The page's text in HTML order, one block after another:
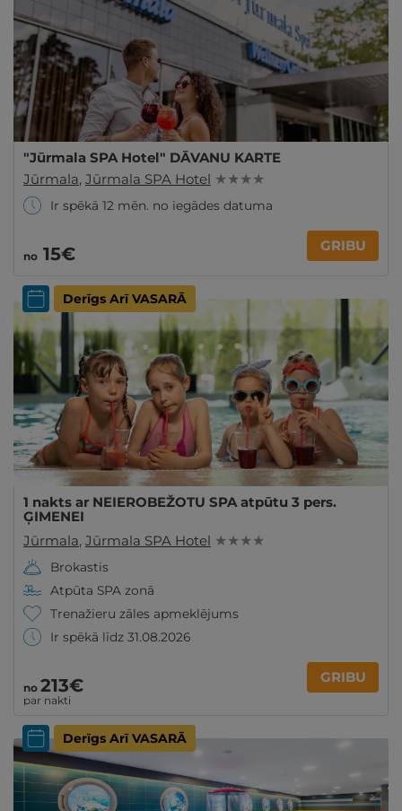
"Jūrmala SPA Hotel" DĀVANU KARTE
Jūrmala, Jūrmala SPA Hotel ★ ★ ★ ★
Ir spēkā 12 mēn. no iegādes datuma
no 15€ GRIBU
Derīgs Arī VASARĀ
1 nakts ar NEIEROBEŽOTU SPA atpūtu 3 pers.
ĢIMENEI
Jūrmala, Jūrmala SPA Hotel ★ ★ ★ ★
Brokastis
Atpūta SPA zonā
Trenažieru zāles apmeklējums
Ir spēkā līdz 31.08.2026
no 213€
par nakti
GRIBU
Derīgs Arī VASARĀ